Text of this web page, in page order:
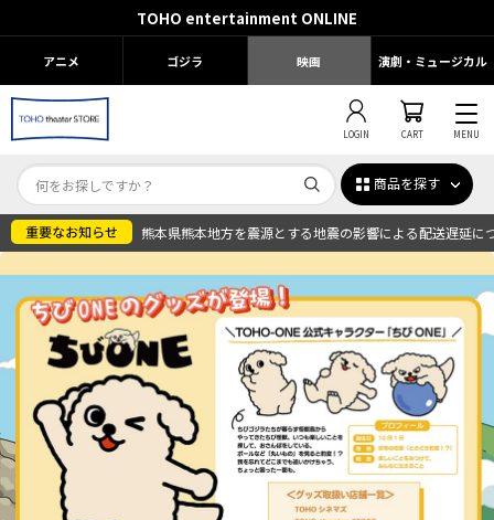
TOHO entertainment ONLINE
アニメ ゴジラ 映画 演劇・ミュージカル
LOGIN CART MENU
商品を探す
熊本県熊本地方を震源とする地震の影響による配送遅延に